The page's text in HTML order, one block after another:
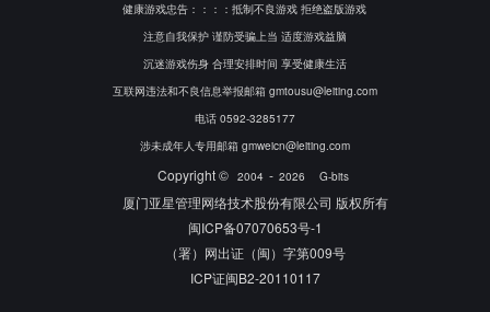
健康游戏忠告：：：：抵制不良游戏 拒绝盗版游戏
注意自我保护 谨防受骗上当 适度游戏益脑
沉迷游戏伤身 合理安排时间 享受健康生活
互联网违法和不良信息举报邮箱 gmtousu@leiting.com
电话 0592-3285177
涉未成年人专用邮箱 gmweicn@leiting.com
Copyright © 2004 - 2026 G-bits
厦门亚星管理网络技术股份有限公司 版权所有
闽ICP备07070653号-1
（署）网出证（闽）字第009号
ICP证闽B2-20110117